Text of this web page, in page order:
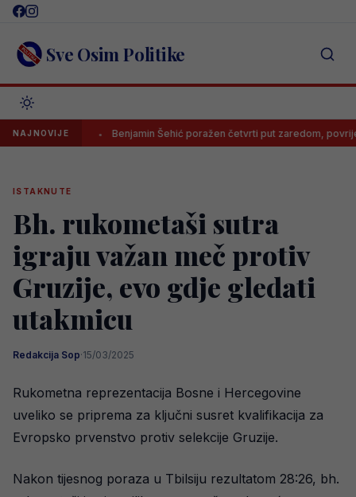
Skip
content Sve Osim Politike
NAJNOVIJEBenjamin Šehić poražen četvrti put zaredom, povrijedio se u
ISTAKNUTE
Bh. rukometaši sutra
igraju važan meč protiv
Gruzije, evo gdje gledati
utakmicu
Redakcija Sop·15/03/2025
Rukometna reprezentacija Bosne i Hercegovine
uveliko se priprema za ključni susret kvalifikacija za
Evropsko prvenstvo protiv selekcije Gruzije.
Nakon tijesnog poraza u Tbilsiju rezultatom 28:26, bh.